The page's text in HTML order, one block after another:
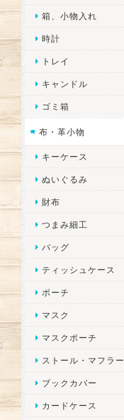
箱、小物入れ
時計
トレイ
キャンドル
ゴミ箱
布・革小物
キーケース
ぬいぐるみ
財布
つまみ細工
バッグ
ティッシュケース
ポーチ
マスク
マスクポーチ
ストール・マフラー
ブックカバー
カードケース